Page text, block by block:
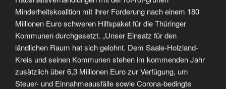
Minderheitskoalition mit ihrer Forderung nach einem 180
Millionen Euro schweren Hilfspaket für die Thüringer
Kommunen durchgesetzt. „Unser Einsatz für den
ländlichen Raum hat sich gelohnt. Dem Saale-Holzland-
Kreis und seinen Kommunen stehen im kommenden Jahr
zusätzlich über 6,3 Millionen Euro zur Verfügung, um
Steuer- und Einnahmeausfälle sowie Corona-bedingte